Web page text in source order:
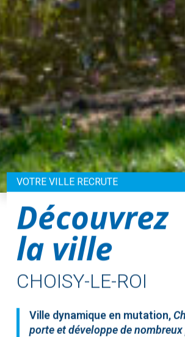
VOTRE VILLE RECRUTE
Découvrez
la ville
CHOISY-LE-ROI
Ville dynamique en mutation,
porte et développe de